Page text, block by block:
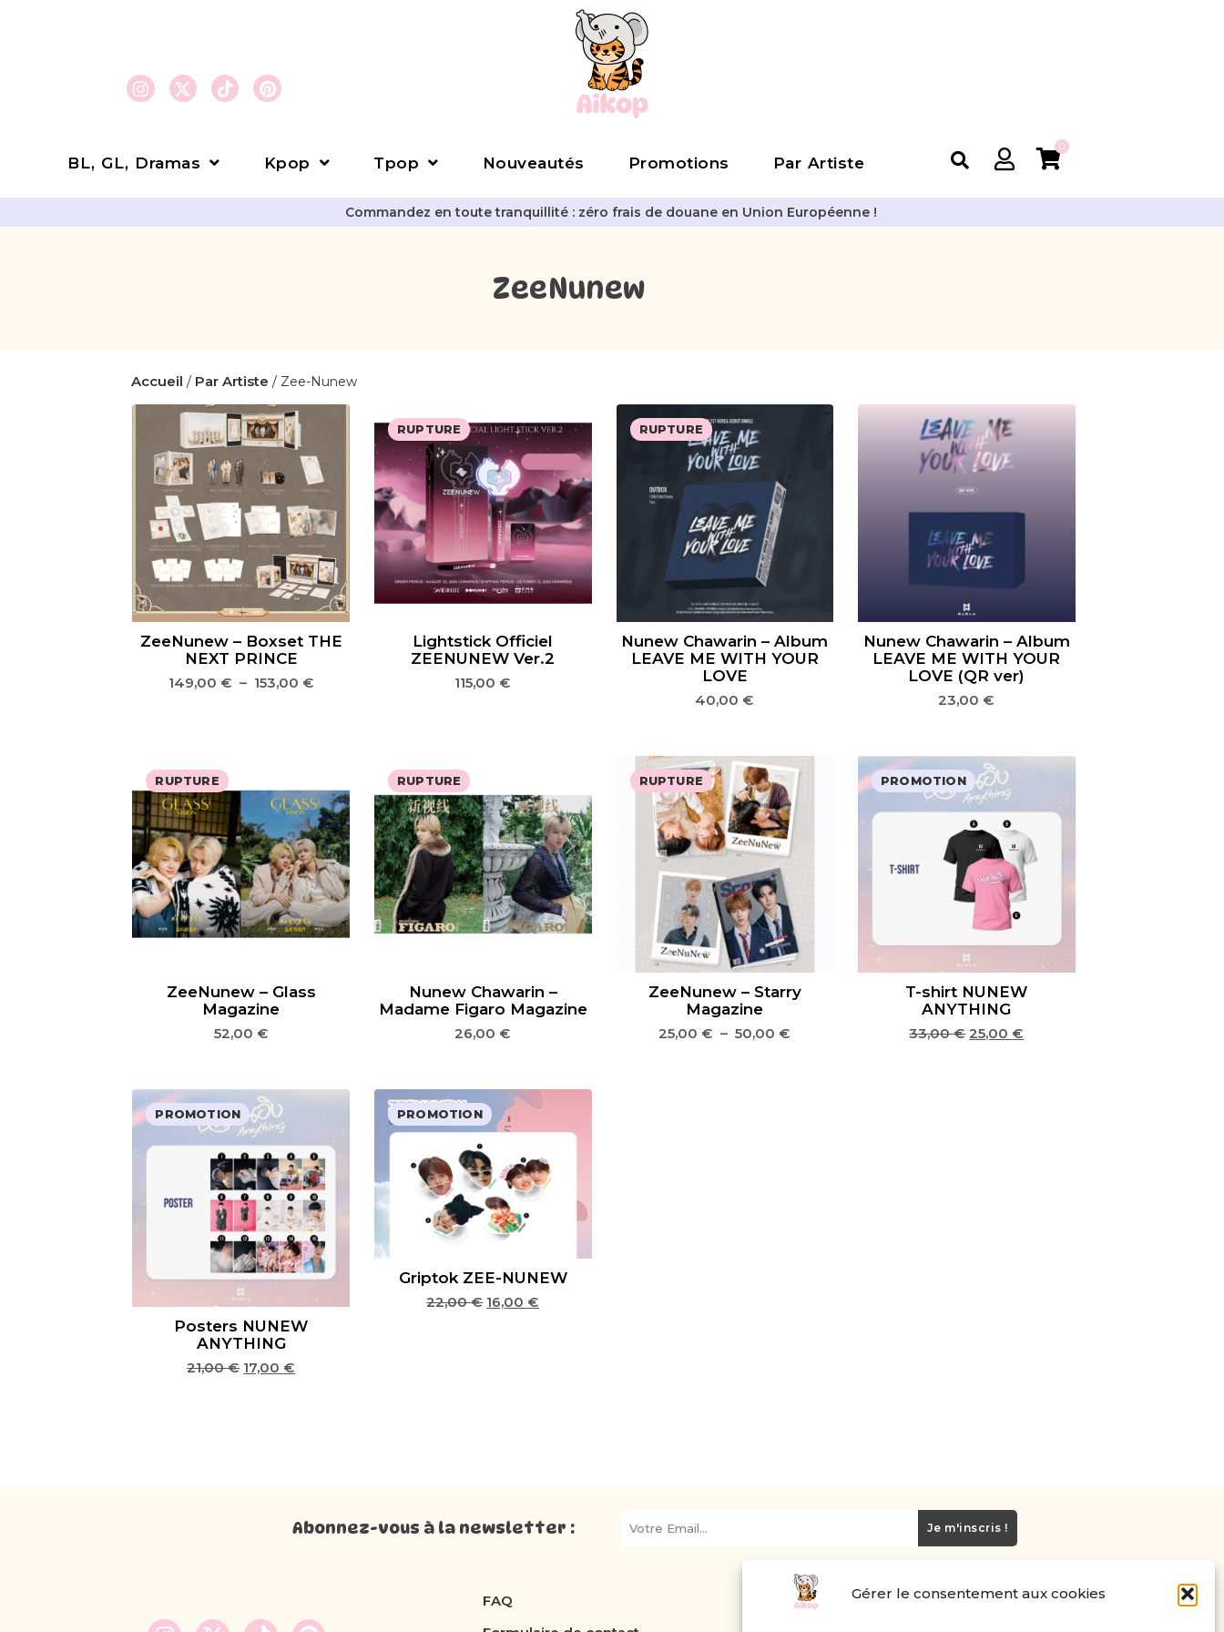
Gérer le consentement aux cookies
BL, GL, Dramas Kpop Tpop Nouveautés Promotions Par Artiste
0
Commandez en toute tranquillité : zéro frais de douane en Union Européenne !
ZeeNunew
Accueil / Par Artiste / Zee-Nunew
ZeeNunew – Boxset THE
NEXT PRINCE
149,00 € – 153,00 €
RUPTURE
Lightstick Officiel
ZEENUNEW Ver.2
115,00 €
RUPTURE
Nunew Chawarin – Album
LEAVE ME WITH YOUR
LOVE
40,00 €
Nunew Chawarin – Album
LEAVE ME WITH YOUR
LOVE (QR ver)
23,00 €
RUPTURE
ZeeNunew – Glass
Magazine
52,00 €
RUPTURE
Nunew Chawarin –
Madame Figaro Magazine
26,00 €
RUPTURE
ZeeNunew – Starry
Magazine
25,00 € – 50,00 €
PROMOTION
T-shirt NUNEW
ANYTHING
33,00€ 25,00 €
PROMOTION
Posters NUNEW
ANYTHING
21,00€ 17,00 €
PROMOTION
Griptok ZEE-NUNEW
22,00€ 16,00 €
Abonnez-vous à la newsletter : Je m'inscris !
FAQ
Carte cadeau